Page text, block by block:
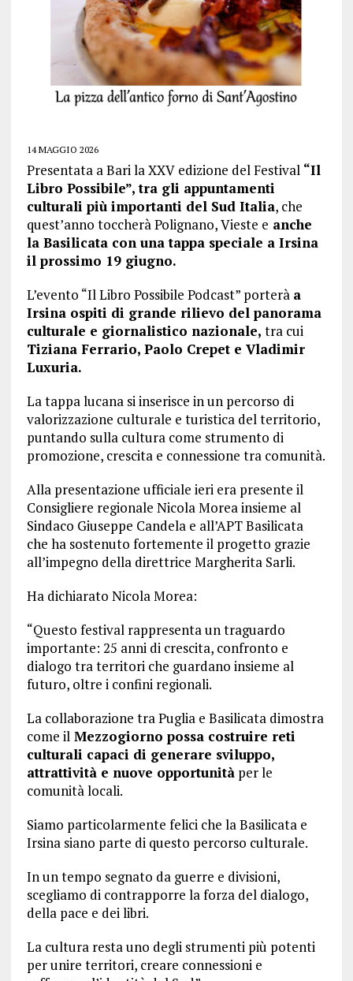
14 MAGGIO 2026
Presentata a Bari la XXV edizione del Festival “Il
Libro Possibile”, tra gli appuntamenti
culturali più importanti del Sud Italia, che
quest’anno toccherà Polignano, Vieste e anche
la Basilicata con una tappa speciale a Irsina
il prossimo 19 giugno.
L’evento “Il Libro Possibile Podcast” porterà a
Irsina ospiti di grande rilievo del panorama
culturale e giornalistico nazionale, tra cui
Tiziana Ferrario, Paolo Crepet e Vladimir
Luxuria.
La tappa lucana si inserisce in un percorso di
valorizzazione culturale e turistica del territorio,
puntando sulla cultura come strumento di
promozione, crescita e connessione tra comunità.
Alla presentazione ufficiale ieri era presente il
Consigliere regionale Nicola Morea insieme al
Sindaco Giuseppe Candela e all’APT Basilicata
che ha sostenuto fortemente il progetto grazie
all’impegno della direttrice Margherita Sarli.
Ha dichiarato Nicola Morea:
“Questo festival rappresenta un traguardo
importante: 25 anni di crescita, confronto e
dialogo tra territori che guardano insieme al
futuro, oltre i confini regionali.
La collaborazione tra Puglia e Basilicata dimostra
come ilMezzogiorno possa costruire reti
culturali capaci di generare sviluppo,
attrattività e nuove opportunitàper le
comunità locali.
Siamo particolarmente felici che la Basilicata e
Irsina siano parte di questo percorso culturale.
In un tempo segnato da guerre e divisioni,
scegliamo di contrapporre la forza del dialogo,
della pace e dei libri.
La cultura resta uno degli strumenti più potenti
per unire territori, creare connessioni e